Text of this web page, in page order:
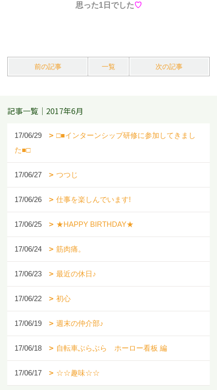
思った1日でした♡
前の記事 一覧 次の記事
記事一覧｜2017年6月
17/06/29
□■インターンシップ研修に参加してきまし
た■□
17/06/27 つつじ
17/06/26 仕事を楽しんでいます!
17/06/25 ★HAPPY BIRTHDAY★
17/06/24 筋肉痛。
17/06/23 最近の休日♪
17/06/22 初心
17/06/19 週末の仲介部♪
17/06/18 自転車ぶらぶら ホーロー看板 編
17/06/17 ☆☆趣味☆☆